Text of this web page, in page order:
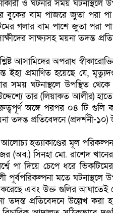
ও ঘটনার সময় ঘটনাস্থলে
বুকের বাম পাজরে জুতা পরা পা
গলার বাম পাশে জুতা পরা পা
সাক্ষ্যসহ ময়না তদন্ত
আসামিদের অপরাধ
ইহা প্রমাণিত হয়েছে যে,
ঘটনাস্থলে উপস্থিত থেকে
তার (লিয়াকত আলীর)
অঙ্গে পরপর ০৪ টি গুলি
প্রতিবেদনে (প্রদর্শনী-১০)
হত্যাকাণ্ডের মূল
(অব.) সিনহা মো. রাশেদ
পা দিয়ে চেপে ধরে
মতে ঘটনাস্থলে
করেছে এবং উক্ত গুলির আঘাতেই
তদন্ত প্রতিবেদনে উল্লেখ করা